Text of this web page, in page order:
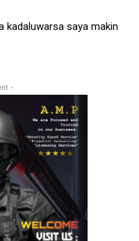
kadaluwarsa saya makin
-